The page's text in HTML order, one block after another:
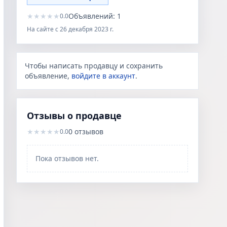
★ ★ ★ ★ ★0.0Объявлений: 1
На сайте с26 декабря 2023 г.
Чтобы написать продавцу и сохранить
объявление, войдите в аккаунт.
Отзывы о продавце
★ ★ ★ ★ ★0.00 отзывов
Пока отзывов нет.